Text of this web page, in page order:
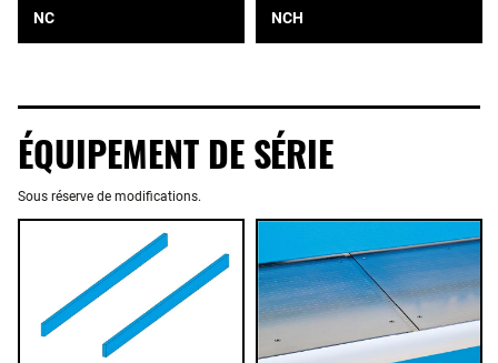
NC NCH
ÉQUIPEMENT DE SÉRIE
Sous réserve de modifications.